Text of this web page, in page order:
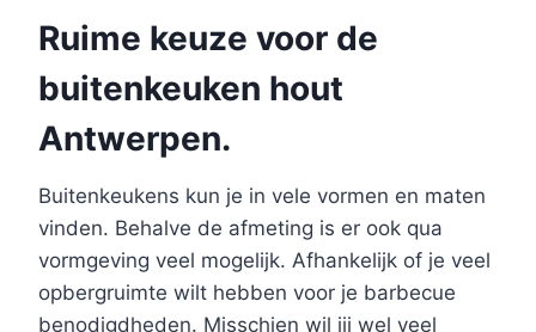
Ruime keuze voor de
buitenkeuken hout
Antwerpen.
Buitenkeukens kun je in vele vormen en maten
vinden. Behalve de afmeting is er ook qua
vormgeving veel mogelijk. Afhankelijk of je veel
opbergruimte wilt hebben voor je barbecue
benodigdheden. Misschien wil jij wel veel